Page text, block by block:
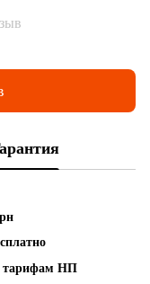
тарифам НП